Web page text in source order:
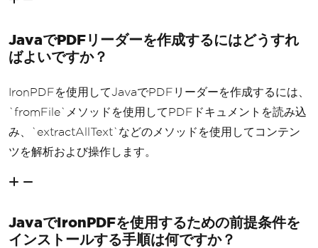
JavaでPDFリーダーを作成するにはどうすれ
ばよいですか？
IronPDFを使用してJavaでPDFリーダーを作成するには、
`fromFile`メソッドを使用してPDFドキュメントを読み込
み、`extractAllText`などのメソッドを使用してコンテン
ツを解析および操作します。
JavaでIronPDFを使用するための前提条件を
インストールする手順は何ですか？